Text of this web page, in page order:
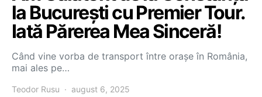
la București cu Premier Tour.
Iată Părerea Mea Sinceră!
Când vine vorba de transport între orașe în România,
mai ales pe…
Teodor Rusu august 6, 2025